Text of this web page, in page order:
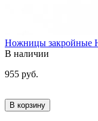
Ножницы закройные
В наличии
955 руб.
В корзину